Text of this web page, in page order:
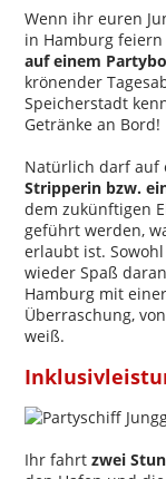
Wenn ihr euren
in Hamburg
auf einem
krönender
Speicherstadt
Getränke an Bord!
Natürlich darf auf
Stripperin bzw.
dem zukünftigen
geführt werden,
erlaubt ist.
wieder Spaß
Hamburg mit
Überraschung,
weiß.
Ihr fahrtzwei